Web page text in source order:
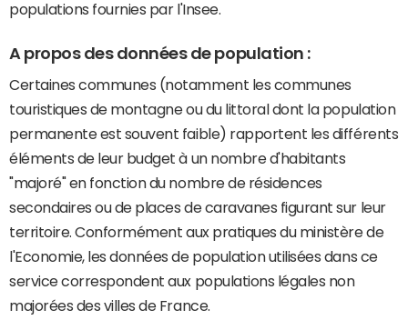
populations fournies par l'Insee.
A propos des données de population :
Certaines communes (notamment les communes
touristiques de montagne ou du littoral dont la population
permanente est souvent faible) rapportent les différents
éléments de leur budget à un nombre d'habitants
"majoré" en fonction du nombre de résidences
secondaires ou de places de caravanes figurant sur leur
territoire. Conformément aux pratiques du ministère de
l'Economie, les données de population utilisées dans ce
service correspondent aux populations légales non
majorées des villes de France.